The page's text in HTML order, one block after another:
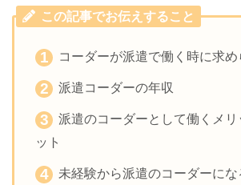
この記事でお伝えすること
コーダーが派遣で働く時に求
派遣コーダーの年収
派遣のコーダーとして働くメリ
ット
未経験から派遣のコーダーに